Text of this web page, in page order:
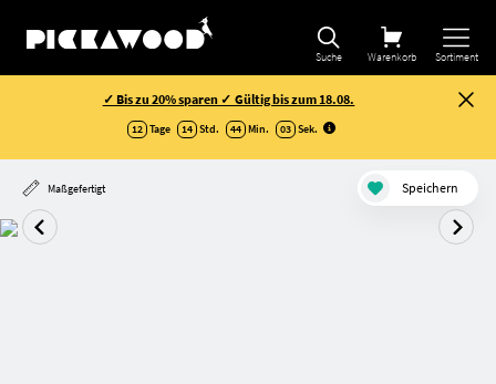
Suche Warenkorb Sortiment
✓ Bis zu 20% sparen ✓ Gültig bis zum 18.08.
12 Tage 14 Std. 44 Min. 03 Sek.
Maßgefertigt Speichern